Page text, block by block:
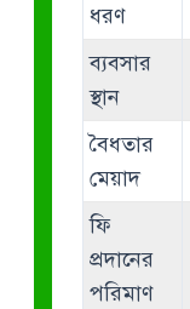
ধরণ
ব্যবসার
স্থান
বৈধতার
মেয়াদ
ফি
প্রদানের
পরিমাণ